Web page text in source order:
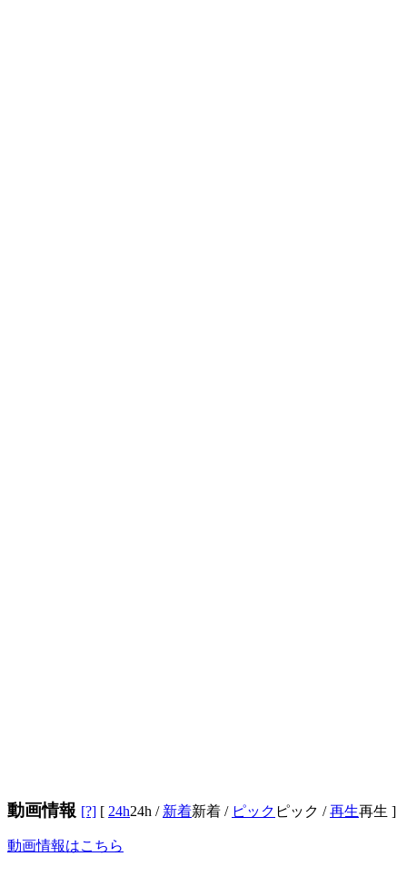
動画情報 [?] [ 24h24h / 新着新着 / ピック ピック /再生再生 ]
動画情報はこちら